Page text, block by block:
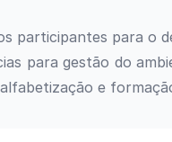
participantes para o
para gestão do
e